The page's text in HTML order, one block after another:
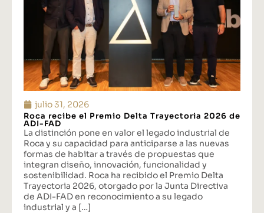
julio 31, 2026
Roca recibe el Premio Delta Trayectoria 2026 de
ADI-FAD
La distinción pone en valor el legado industrial de
Roca y su capacidad para anticiparse a las nuevas
formas de habitar a través de propuestas que
integran diseño, innovación, funcionalidad y
sostenibilidad. Roca ha recibido el Premio Delta
Trayectoria 2026, otorgado por la Junta Directiva
de ADI-FAD en reconocimiento a su legado
industrial y a […]